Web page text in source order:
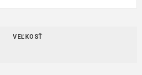
VEĽKOSŤ